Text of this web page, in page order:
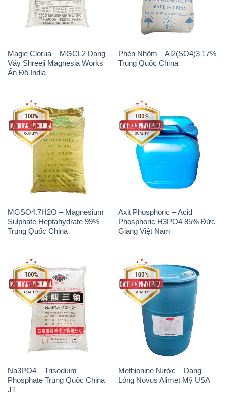
Magie Clorua – MGCL2 Dạng
Vảy Shreeji Magnesia Works
Ấn Độ India
Phèn Nhôm – Al2(SO4)3 17%
Trung Quốc China
MGSO4.7H2O – Magnesium
Sulphate Heptahydrate 99%
Trung Quốc China
Axit Phosphoric – Acid
Phosphoric H3PO4 85% Đức
Giang Việt Nam
Na3PO4 – Trisodium
Phosphate Trung Quốc China
JT
Methionine Nước – Dạng
Lỏng Novus Alimet Mỹ USA